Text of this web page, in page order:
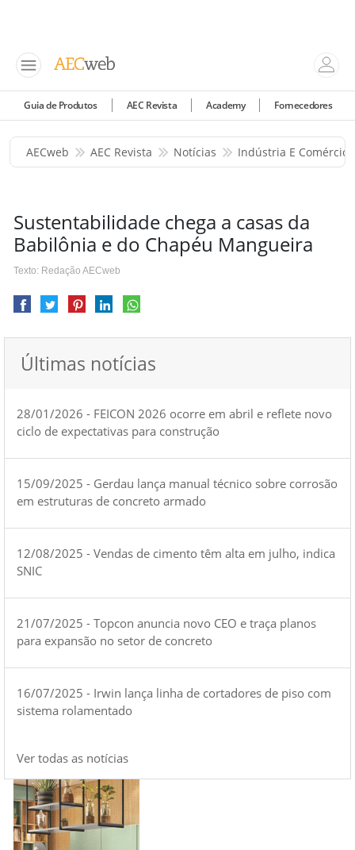
Guia de Produtos AEC Revista Academy Fornecedores
AECweb AEC Revista Notícias Indústria E Comércio
Sustentabilidade chega a casas da
Babilônia e do Chapéu Mangueira
Texto: Redação AECweb
Últimas notícias
28/01/2026 - FEICON 2026 ocorre em abril e reflete novo
ciclo de expectativas para construção
15/09/2025 - Gerdau lança manual técnico sobre corrosão
em estruturas de concreto armado
12/08/2025 - Vendas de cimento têm alta em julho, indica
SNIC
21/07/2025 - Topcon anuncia novo CEO e traça planos
para expansão no setor de concreto
16/07/2025 - Irwin lança linha de cortadores de piso com
sistema rolamentado
Ver todas as notícias